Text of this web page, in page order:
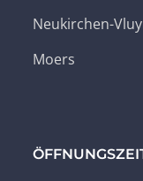
Neukirchen-
Moers